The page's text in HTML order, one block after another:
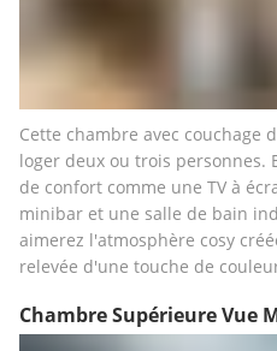
Cette chambre avec couchage
loger deux ou trois personnes.
de confort comme une TV à
minibar et une salle de bain
aimerez l'atmosphère cosy
relevée d'une touche de
Chambre Supérieure Vue